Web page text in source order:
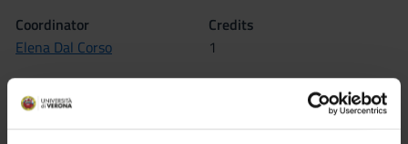
Coordinator
Elena Dal Corso
Credits
1
Language
Italian